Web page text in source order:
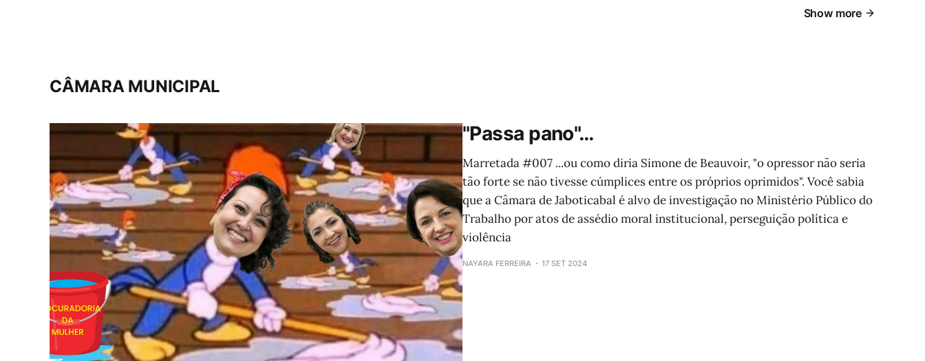
Show more
CÂMARA MUNICIPAL
"Passa pano"…
Marretada #007 ...ou como diria Simone de Beauvoir, "o opressor não seria
tão forte se não tivesse cúmplices entre os próprios oprimidos". Você sabia
que a Câmara de Jaboticabal é alvo de investigação no Ministério Público do
Trabalho por atos de assédio moral institucional, perseguição política e
violência
NAYARA FERREIRA 17 SET 2024